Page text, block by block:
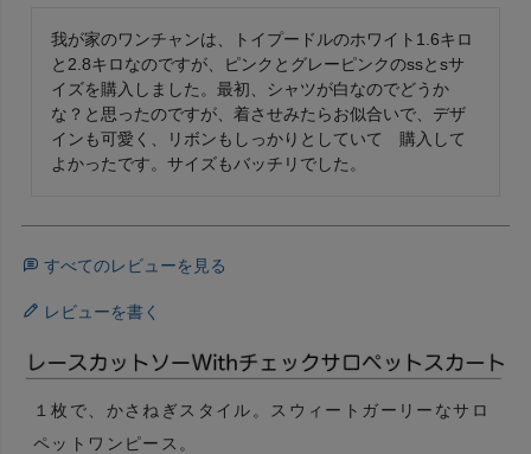
我が家のワンチャンは、トイプードルのホワイト1.6キロ
と2.8キロなのですが、ピンクとグレーピンクのssとsサ
イズを購入しました。最初、シャツが白なのでどうか
な？と思ったのですが、着させみたらお似合いで、デザ
インも可愛く、リボンもしっかりとしていて　購入して
よかったです。サイズもバッチリでした。
すべてのレビューを見る
レビューを書く
１枚で、かさねぎスタイル。スウィートガーリーなサロ
ペットワンピース。